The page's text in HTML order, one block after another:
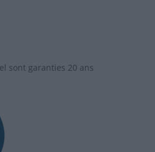
sont garanties 20 ans